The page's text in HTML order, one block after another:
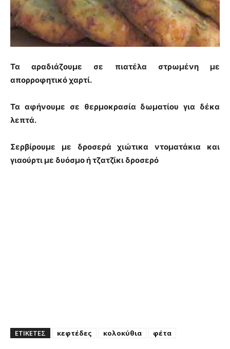
Τα αραδιάζουμε σε πιατέλα στρωμένη με
απορροφητικό χαρτί.
Τα αφήνουμε σε θερμοκρασία δωματίου για δέκα
λεπτά.
Σερβίρουμε με δροσερά χιώτικα ντοματάκια και
γιαούρτι με δυόσμο ή τζατζίκι δροσερό
ΕΤΙΚΕΤΕΣ κεφτέδες κολοκύθια φέτα